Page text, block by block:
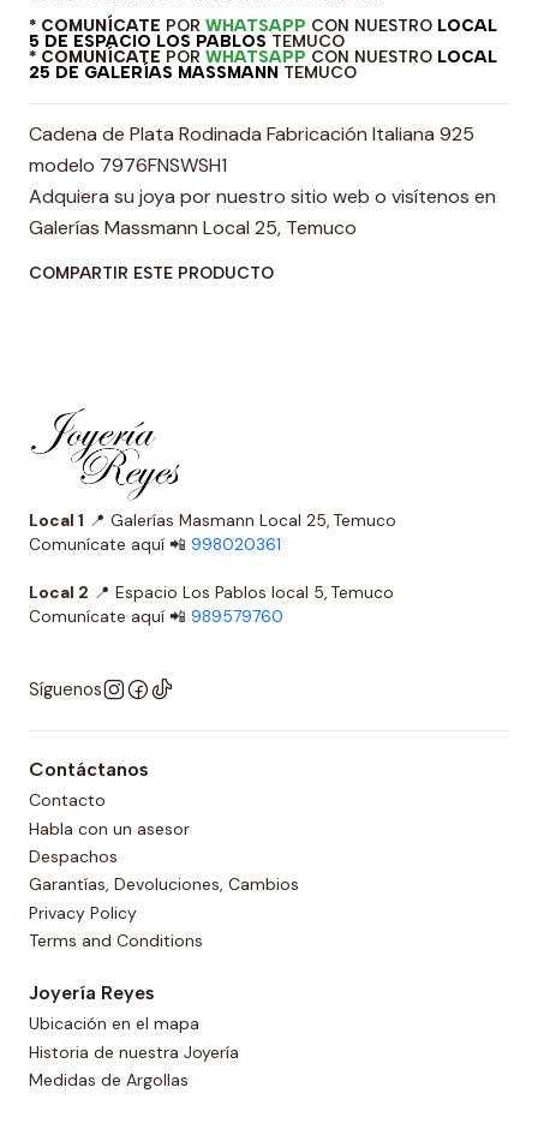
* COMUNÍCATE POR WHATSAPP CON NUESTRO LOCAL
5 DE ESPACIO LOS PABLOS TEMUCO
* COMUNÍCATE POR WHATSAPP CON NUESTRO LOCAL
25 DE GALERÍAS MASSMANN TEMUCO
Cadena de Plata Rodinada Fabricación Italiana 925
modelo 7976FNSWSH1
Adquiera su joya por nuestro sitio web o visítenos en
Galerías Massmann Local 25, Temuco
COMPARTIR ESTE PRODUCTO
Local 1 📍 Galerías Masmann Local 25, Temuco
Comunícate aquí 📲 998020361
Local 2 📍 Espacio Los Pablos local 5, Temuco
Comunícate aquí 📲 989579760
Síguenos
Contáctanos
Contacto
Habla con un asesor
Despachos
Garantías, Devoluciones, Cambios
Privacy Policy
Terms and Conditions
Joyería Reyes
Ubicación en el mapa
Historia de nuestra Joyería
Medidas de Argollas